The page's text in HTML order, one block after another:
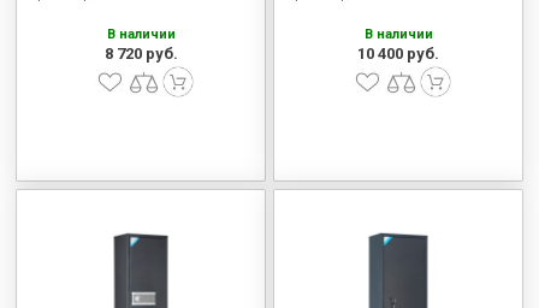
В наличии
8 720 руб.
В наличии
10 400 руб.